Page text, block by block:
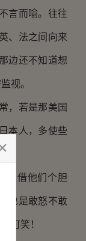
言而喻。往往
、法之间向来
边还不知道想
视。
，若是那美国
本人，多使些
人借他们个胆
也是敢怒不敢
可笑！